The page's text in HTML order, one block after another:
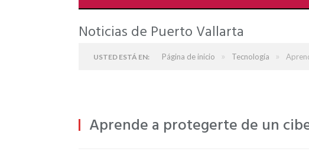
Noticias de Puerto Vallarta
USTED ESTÁ EN: Página de inicio » Tecnología »
Aprende a protegerte de un